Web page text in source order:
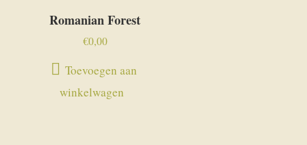
Romanian Forest
€0,00
Toevoegen aan
winkelwagen